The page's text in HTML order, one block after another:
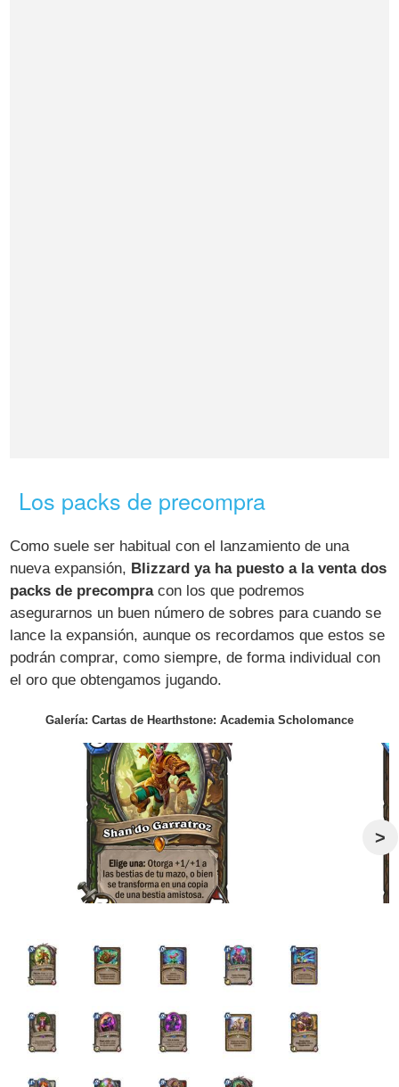
Los packs de precompra
Como suele ser habitual con el lanzamiento de una
nueva expansión, Blizzard ya ha puesto a la venta dos
packs de precompracon los que podremos
asegurarnos un buen número de sobres para cuando se
lance la expansión, aunque os recordamos que estos se
podrán comprar, como siempre, de forma individual con
el oro que obtengamos jugando.
Galería: Cartas de Hearthstone: Academia Scholomance
>